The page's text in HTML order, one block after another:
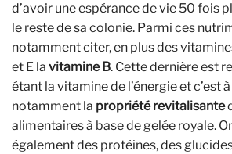
d’avoir une espérance de vie 50 fois
le reste de sa colonie. Parmi ces
notamment citer, en plus des
et E la vitamine B. Cette dernière est
étant la vitamine de l’énergie et c’est
notamment la propriété revitalisante
alimentaires à base de gelée royale.
également des protéines, des